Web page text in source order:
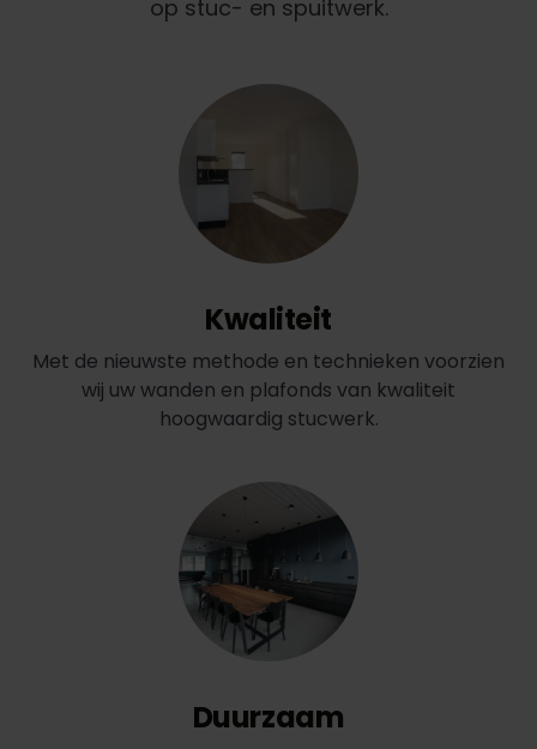
op stuc- en spuitwerk.
Kwaliteit
Met de nieuwste methode en technieken voorzien
wij uw wanden en plafonds van kwaliteit
hoogwaardig stucwerk.
Duurzaam